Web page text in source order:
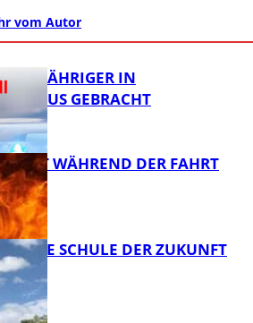
vom Autor
58-JÄHRIGER IN
GEBRACHT
WÄHREND DER FAHRT
DIE SCHULE DER ZUKUNFT